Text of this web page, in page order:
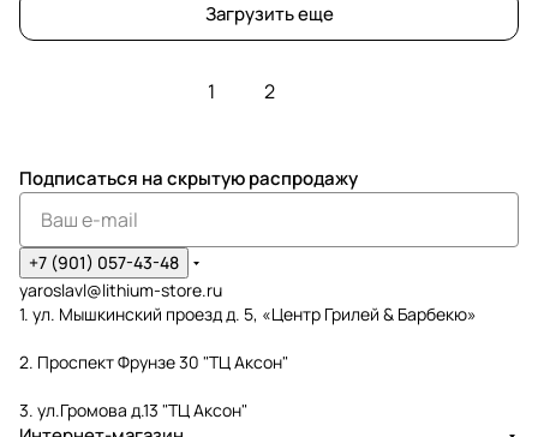
Загрузить еще
1 2
Подписаться на скрытую распродажу
+7 (901) 057-43-48
yaroslavl@lithium-store.ru
1. ул. Мышкинский проезд д. 5, «Центр Грилей & Барбекю»
2. Проспект Фрунзе 30 "ТЦ Аксон"
3. ул.Громова д.13 "ТЦ Аксон"